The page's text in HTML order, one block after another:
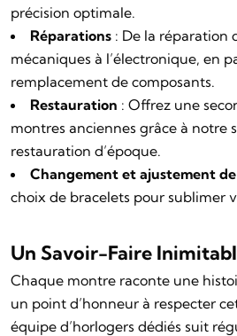
précision optimale.
Réparations : De la réparation
mécaniques à l’électronique, en
remplacement de composants.
Restauration : Offrez une
montres anciennes grâce à notre
restauration d’époque.
Changement et ajustement
choix de bracelets pour sublimer
Un Savoir-Faire
Chaque montre raconte une
un point d’honneur à respecter
équipe d’horlogers dédiés suit